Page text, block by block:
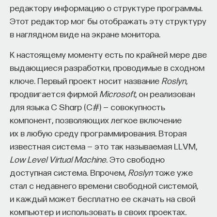
редактору информацию о структуре программы.
Этот редактор мог бы отображать эту структуру
в наглядном виде на экране монитора.
К настоящему моменту есть по крайней мере две
выдающиеся разработки, проводимые в сходном
ключе. Первый проект носит название Roslyn,
продвигается фирмой Microsoft, он реализован
для языка C Sharp (C#) — совокупность
компонент, позволяющих легкое включение
их в любую среду программирования. Вторая
известная система — это так называемая LLVM,
Low Level Virtual Machine. Это свободно
доступная система. Впрочем, Roslynтоже уже
стал с недавнего времени свободной системой,
и каждый может бесплатно ее скачать на свой
компьютер и использовать в своих проектах.
Если нам не очень подходит позиция
техноцентристов, то можно обратиться к той
логике, которую предлагает другой
исследователь медиа, а именно прекрасный
специалист Генри Дженкинс, который настаивает
на том, что цифровая грамотность — это
не обязательно и исключительно техническая
подкованность. Он говорит о том, что цифровая
грамотность сочетает в себе, по сути, несколько
типов грамотности. Первый тип — это, конечно же,
то, что называют компьютерной грамотностью.
Вы должны хотя бы на самом банальном уровне
понимать, что такое компьютер и как
он устроен — условно говоря, как с ним
взаимодействовать, что такое человеко-
машинное взаимодействие и так далее. Второе —